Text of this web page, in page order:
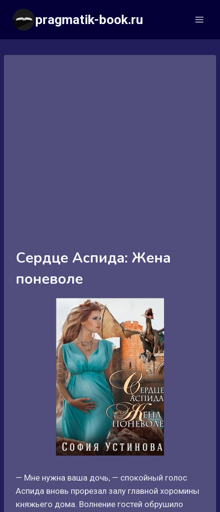
Перейти
содержимому
pragmatik-book.ru
Сердце Аспида: Жена
поневоле
— Мне нужна ваша дочь, — спокойный голос
Аспида вновь прорезал залу главной хоромины
княжьего дома. Волнение гостей обрушило